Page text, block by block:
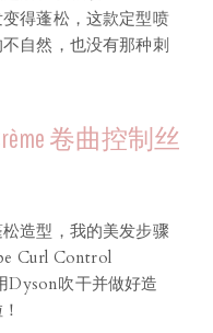
得蓬松，这款定型喷
自然，也没有那种刺
Crème 卷曲控制丝
造型，我的美发步骤
Curl Control
Dyson吹干并做好造